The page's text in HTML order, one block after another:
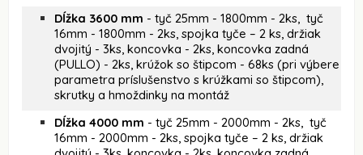
Dĺžka 3600 mm - tyč 25mm - 1800mm - 2ks, tyč
16mm - 1800mm - 2ks, spojka tyče – 2 ks, držiak
dvojitý - 3ks, koncovka - 2ks, koncovka zadná
(PULLO) - 2ks, krúžok so štipcom - 68ks (pri výbere
parametra príslušenstvo s krúžkami so štipcom),
skrutky a hmoždinky na montáž
Dĺžka 4000 mm - tyč 25mm - 2000mm - 2ks, tyč
16mm - 2000mm - 2ks, spojka tyče – 2 ks, držiak